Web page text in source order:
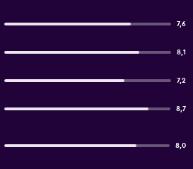
7,6
8,1
7,2
8,7
8,0